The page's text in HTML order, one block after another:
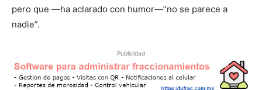
pero que —ha aclarado con humor—”no se parece a
nadie”.
Publicidad